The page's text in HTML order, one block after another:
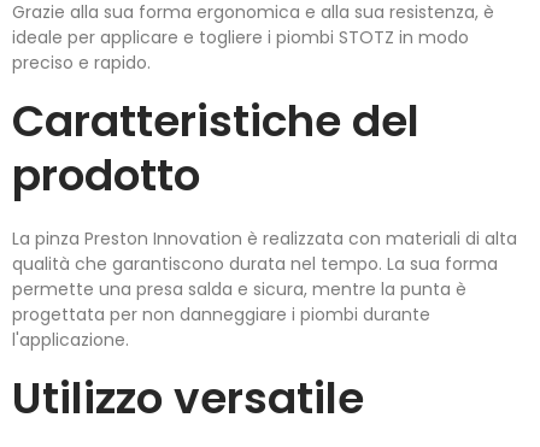
Grazie alla sua forma ergonomica e alla sua resistenza, è
ideale per applicare e togliere i piombi STOTZ in modo
preciso e rapido.
Caratteristiche del
prodotto
La pinza Preston Innovation è realizzata con materiali di alta
qualità che garantiscono durata nel tempo. La sua forma
permette una presa salda e sicura, mentre la punta è
progettata per non danneggiare i piombi durante
l'applicazione.
Utilizzo versatile